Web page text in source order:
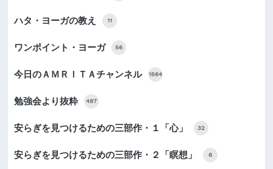
ハタ・ヨーガの教え 11
ワンポイント・ヨーガ 56
今日のＡＭＲＩＴＡチャンネル 1564
勉強会より抜粋 487
安らぎを見つけるための三部作・１「心」 32
安らぎを見つけるための三部作・２「瞑想」 6